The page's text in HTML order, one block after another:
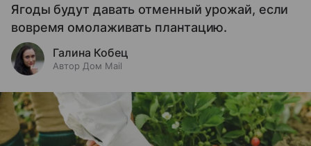
Ягоды будут давать отменный урожай, если
вовремя омолаживать плантацию.
Галина Кобец
Автор Дом Mail